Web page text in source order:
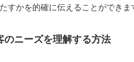
すかを的確に伝えることができま
のニーズを理解する方法